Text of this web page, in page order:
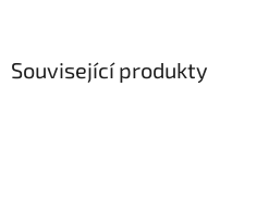
Související produkty